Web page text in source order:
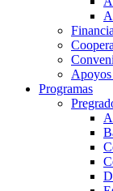
Programas